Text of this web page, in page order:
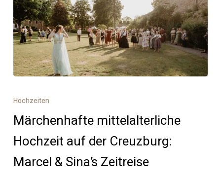
mittelalterliche
auf
der
Marcel
Hochzeiten
Märchenhafte mittelalterliche
Hochzeit auf der Creuzburg:
Marcel & Sina’s Zeitreise